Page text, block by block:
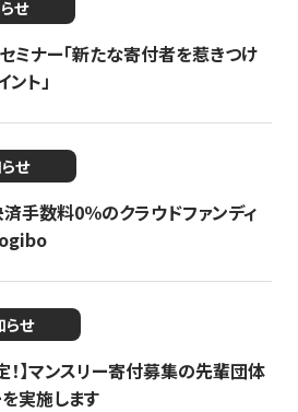
せ
ナー「新たな寄付者を惹きつけ
ト」
せ
手数料0％のクラウドファンディ
らせ
】マンスリー寄付募集の先輩団体
実施します